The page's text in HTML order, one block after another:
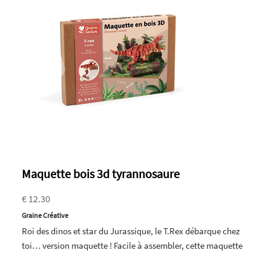
Maquette bois 3d tyrannosaure
€ 12.30
Graine Créative
Roi des dinos et star du Jurassique, le T.Rex débarque chez
toi… version maquette ! Facile à assembler, cette maquette